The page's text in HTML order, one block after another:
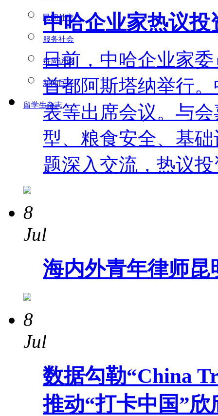
民间外交
服务社会
每周访谈
新闻回音
留学生杂志
中哈企业家热议投
日前，中哈企业家
首都阿斯塔纳举行
表等出席会议。与
型、粮食安全、基
题深入交流，热议
8
Jul
海内外青年律师
8
Jul
数据勾勒“China
推动“打卡中国”欣